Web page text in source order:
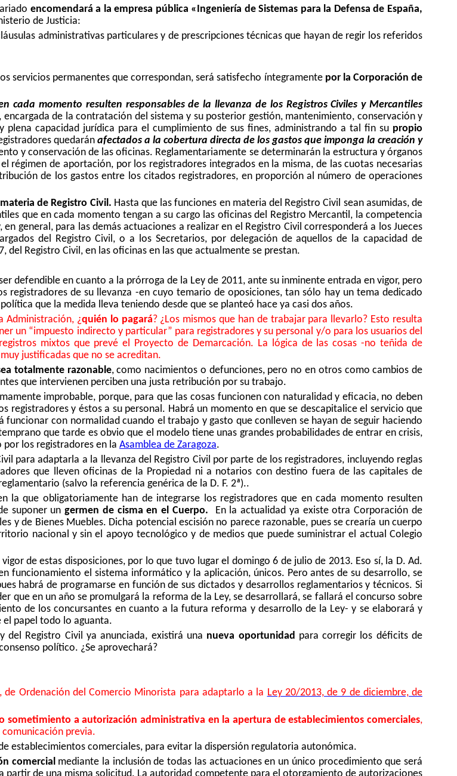
encomendará a la empresa pública «Ingeniería de Sistemas para la Defensa de España,
de Justicia:
administrativas particulares y de prescripciones técnicas que hayan de regir los referidos
servicios permanentes que correspondan, será satisfecho íntegramente por la Corporación de
cada momento resulten responsables de la llevanza de los Registros Civiles y Mercantiles
, encargada de la contratación del sistema y su posterior gestión, mantenimiento, conservación y
capacidad jurídica para el cumplimiento de sus fines, administrando a tal fin su propio
quedarán afectados a la cobertura directa de los gastos que imponga la creación y
y conservación de las oficinas. Reglamentariamente se determinarán la estructura y órganos
régimen de aportación, por los registradores integrados en la misma, de las cuotas necesarias
de los gastos entre los citados registradores, en proporción al número de operaciones
de Registro Civil. Hasta que las funciones en materia del Registro Civil sean asumidas, de
que en cada momento tengan a su cargo las oficinas del Registro Mercantil, la competencia
general, para las demás actuaciones a realizar en el Registro Civil corresponderá a los Jueces
del Registro Civil, o a los Secretarios, por delegación de aquellos de la capacidad de
Registro Civil, en las oficinas en las que actualmente se prestan.
defendible en cuanto a la prórroga de la Ley de 2011, ante su inminente entrada en vigor, pero
de su llevanza -en cuyo temario de oposiciones, tan sólo hay un tema dedicado
que la medida lleva teniendo desde que se planteó hace ya casi dos años.
Administración, ¿quién lo pagará? ¿Los mismos que han de trabajar para llevarlo? Esto resulta
un “impuesto indirecto y particular” para registradores y su personal y/o para los usuarios del
mixtos que prevé el Proyecto de Demarcación. La lógica de las cosas -no teñida de
justificadas que no se acreditan.
totalmente razonable, como nacimientos o defunciones, pero no en otros como cambios de
que intervienen perciben una justa retribución por su trabajo.
improbable, porque, para que las cosas funcionen con naturalidad y eficacia, no deben
registradores y éstos a su personal. Habrá un momento en que se descapitalice el servicio que
con normalidad cuando el trabajo y gasto que conlleven se hayan de seguir haciendo
que tarde es obvio que el modelo tiene unas grandes probabilidades de entrar en crisis,
por los registradores en la Asamblea de Zaragoza.
para adaptarla a la llevanza del Registro Civil por parte de los registradores, incluyendo reglas
que lleven oficinas de la Propiedad ni a notarios con destino fuera de las capitales de
(salvo la referencia genérica de la D. F. 2ª)..
la que obligatoriamente han de integrarse los registradores que en cada momento resulten
suponer ungermen de cisma en el Cuerpo.
En la actualidad ya existe otra Corporación de
y de Bienes Muebles. Dicha potencial escisión no parece razonable, pues se crearía un cuerpo
nacional y sin el apoyo tecnológico y de medios que puede suministrar el actual Colegio
de estas disposiciones, por lo que tuvo lugar el domingo 6 de julio de 2013. Eso sí, la D. Ad.
funcionamiento el sistema informático y la aplicación, únicos. Pero antes de su desarrollo, se
habrá de programarse en función de sus dictados y desarrollos reglamentarios y técnicos. Si
que en un año se promulgará la reforma de la Ley, se desarrollará, se fallará el concurso sobre
de los concursantes en cuanto a la futura reforma y desarrollo de la Ley- y se elaborará y
el papel todo lo aguanta.
Registro Civil ya anunciada, existirá una nueva oportunidad para corregir los déficits de
político. ¿Se aprovechará?
de Ordenación del Comercio Minorista para adaptarlo a la Ley 20/2013, de 9 de diciembre, de
sometimiento a autorización administrativa en la apertura de establecimientos comerciales,
previa.
establecimientos comerciales, para evitar la dispersión regulatoria autonómica.
comercial mediante la inclusión de todas las actuaciones en un único procedimiento que será
partir de una misma solicitud. La autoridad competente para el otorgamiento de autorizaciones